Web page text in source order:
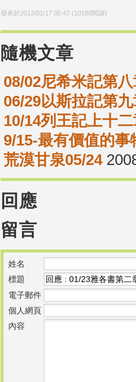
發表於2012/01/17 05:47(10180閱讀)
隨機文章
08/02尼希米記第
06/29以斯拉記第
10/14列王記上十
9/15-最有價值的事
荒漠甘泉05/24
回應
留言
姓名
標題
電子郵件
個人網頁
內容